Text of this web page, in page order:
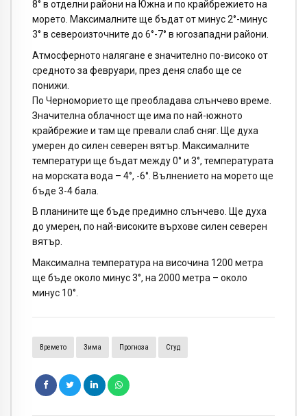
8° в отделни райони на Южна и по крайбрежието на
морето. Максималните ще бъдат от минус 2°-минус
3° в североизточните до 6°-7° в югозападни райони.
Атмосферното налягане е значително по-високо от
средното за февруари, през деня слабо ще се
понижи.
По Черноморието ще преобладава слънчево време.
Значителна облачност ще има по най-южното
крайбрежие и там ще превали слаб сняг. Ще духа
умерен до силен северен вятър. Максималните
температури ще бъдат между 0° и 3°, температурата
на морската вода – 4°, -6°. Вълнението на морето ще
бъде 3-4 бала.
В планините ще бъде предимно слънчево. Ще духа
до умерен, по най-високите върхове силен северен
вятър.
Максимална температура на височина 1200 метра
ще бъде около минус 3°, на 2000 метра – около
минус 10°.
Времето Зима Прогноза Студ